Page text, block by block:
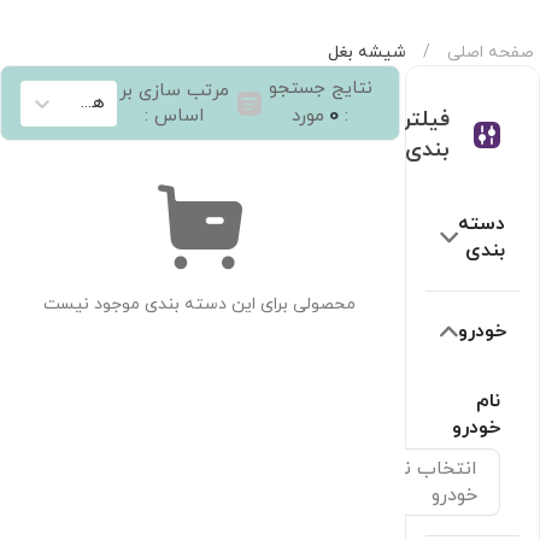
اصلی شیشه بغل
شیشه بغل
فیلتر
بندی
حذف
فیلترها
دسته
بندی
خودرو
نام
خودرو
انتخاب نام
خودرو
نتایج جستجو
0 مورد
مرتب سازی بر
اساس :
هیچکدام
محصولی برای این دسته بندی موجود نیست